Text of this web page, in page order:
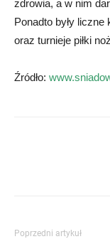
zdrowia, a w nim
Ponadto były
oraz turnieje piłki
Źródło:
Poprzedni artykuł